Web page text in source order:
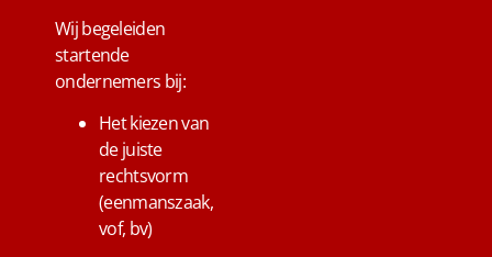
Wij begeleiden
startende
ondernemers bij:
Het kiezen van
de juiste
rechtsvorm
(eenmanszaak,
vof, bv)